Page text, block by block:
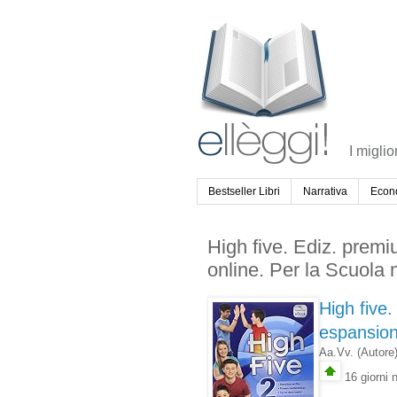
I
Bestseller Libri Narrativa
High five. Ediz.
online. Per la Scuola
High
Aa.Vv. (Autore)
16 giorni